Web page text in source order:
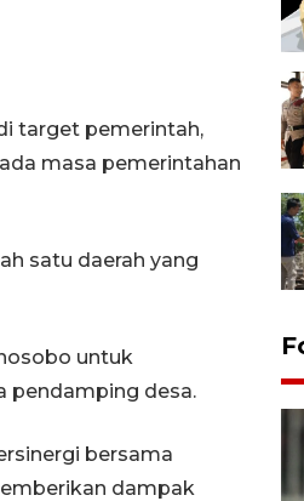
target pemerintah,
masa pemerintahan
satu daerah yang
untuk
pendamping desa.
bersama
dampak